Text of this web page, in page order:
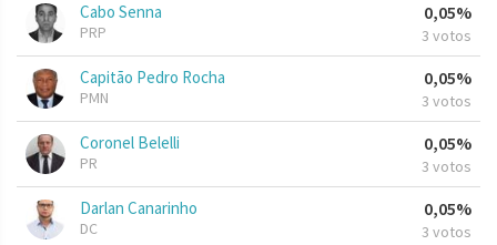
Cabo Senna
PRP
0,05%
3 votos
Capitão Pedro Rocha
PMN
0,05%
3 votos
Coronel Belelli
PR
0,05%
3 votos
Darlan Canarinho
DC
0,05%
3 votos